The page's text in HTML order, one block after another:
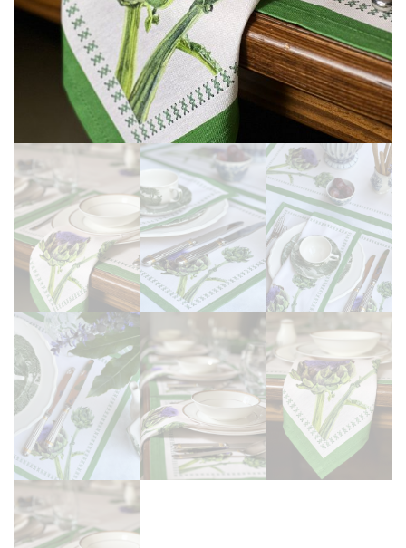
Martinmas Collection (3)
MASA ÖRTÜSÜ (4)
Mimas Collection (4)
Morris Collection (1)
Noi Collection (12)
Passion Flower (2)
Red Serenity (28)
Runner (14)
Supla (8)
Wild Flowers (2)